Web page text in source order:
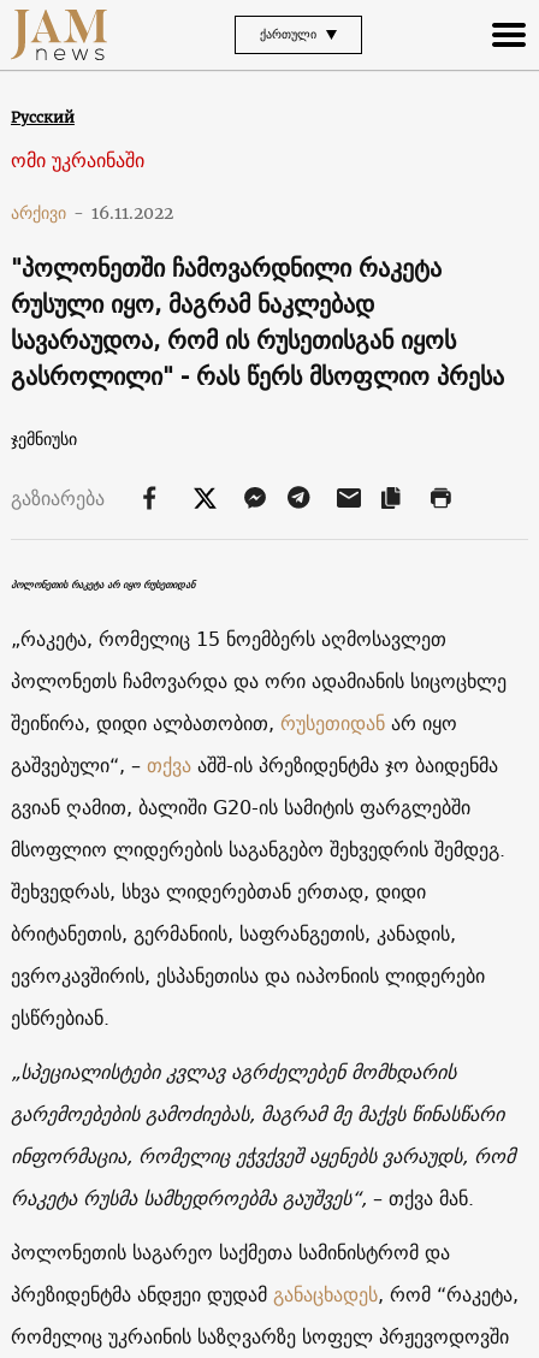
ᲥᲐᲠᲗᲣᲚᲘ
Русский
ომი უკრაინაში
არქივი - 16.11.2022
"პოლონეთში ჩამოვარდნილი რაკეტა
რუსული იყო, მაგრამ ნაკლებად
სავარაუდოა, რომ ის რუსეთისგან იყოს
გასროლილი" - რას წერს მსოფლიო პრესა
ჯემნიუსი
გაზიარება
პოლონეთის რაკეტა არ იყო რუსეთიდან
„რაკეტა, რომელიც 15 ნოემბერს აღმოსავლეთ
პოლონეთს ჩამოვარდა და ორი ადამიანის სიცოცხლე
შეიწირა, დიდი ალბათობით, რუსეთიდანარ იყო
გაშვებული“, –თქვააშშ-ის პრეზიდენტმა ჯო ბაიდენმა
გვიან ღამით, ბალიში G20-ის სამიტის ფარგლებში
მსოფლიო ლიდერების საგანგებო შეხვედრის შემდეგ.
შეხვედრას, სხვა ლიდერებთან ერთად, დიდი
ბრიტანეთის, გერმანიის, საფრანგეთის, კანადის,
ევროკავშირის, ესპანეთისა და იაპონიის ლიდერები
ესწრებიან.
„სპეციალისტები კვლავ აგრძელებენ მომხდარის
გარემოებების გამოძიებას, მაგრამ მე მაქვს წინასწარი
ინფორმაცია, რომელიც ეჭვქვეშ აყენებს ვარაუდს, რომ
რაკეტა რუსმა სამხედროებმა გაუშვეს“, – თქვა მან.
პოლონეთის საგარეო საქმეთა სამინისტრომ და
პრეზიდენტმა ანდჟეი დუდამგანაცხადეს, რომ “რაკეტა,
რომელიც უკრაინის საზღვარზე სოფელ პრჟევოდოვში